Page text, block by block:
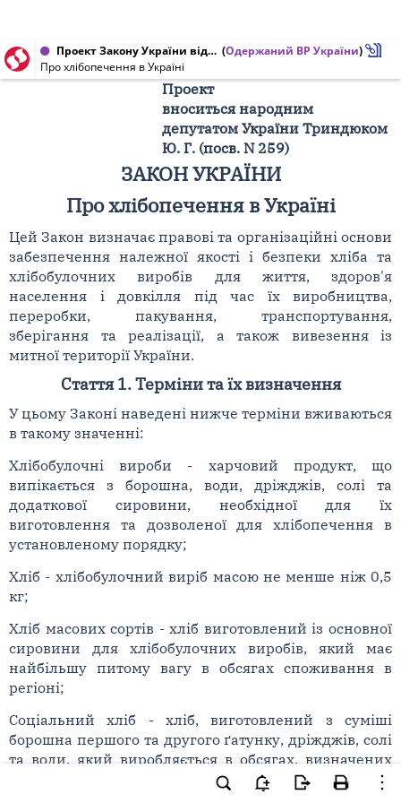
Проект Закону України від 16.12.2008 № 3487 (Одержаний ВР України)
Про хлібопечення в Україні